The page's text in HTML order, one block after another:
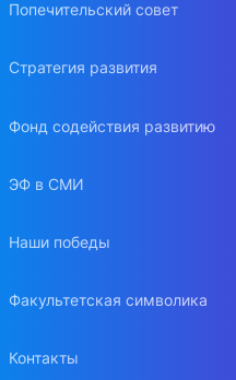
Попечительский совет
Стратегия развития
Фонд содействия развитию
ЭФ в СМИ
Наши победы
Факультетская символика
Контакты